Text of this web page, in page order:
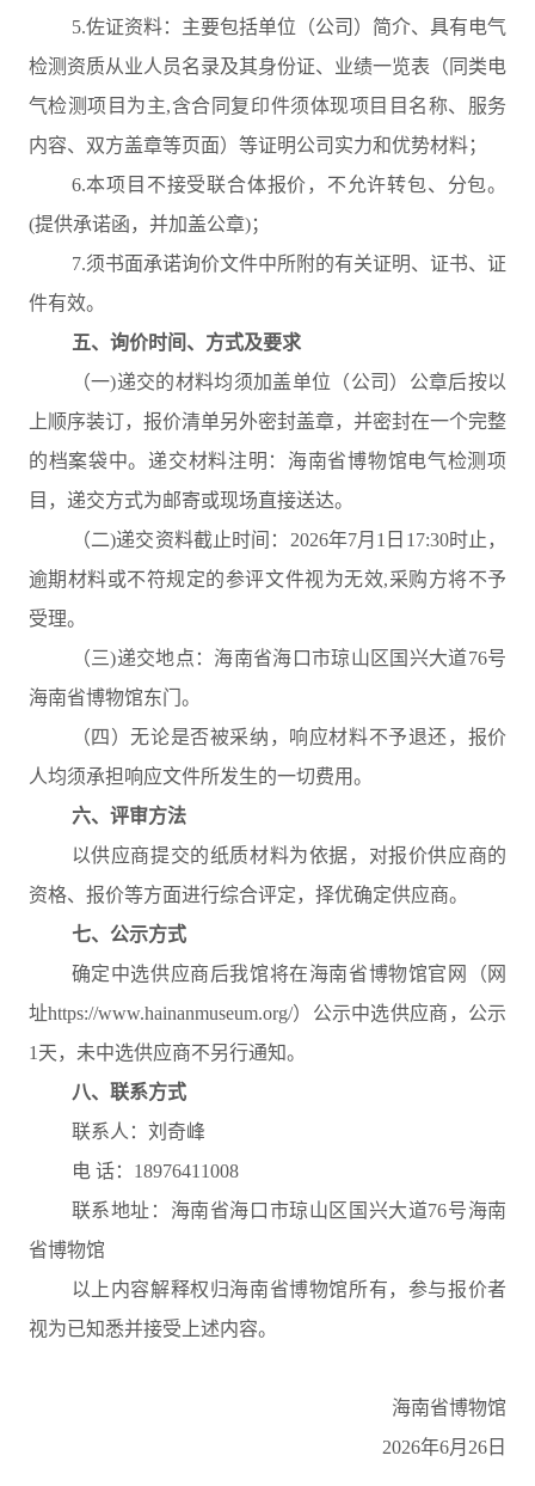
5.佐证资料：主要包括单位（公司）简介、具有电气
检测资质从业人员名录及其身份证、业绩一览表（同类电
气检测项目为主,含合同复印件须体现项目目名称、服务
内容、双方盖章等页面）等证明公司实力和优势材料；
6.本项目不接受联合体报价，不允许转包、分包。
(提供承诺函，并加盖公章)；
7.须书面承诺询价文件中所附的有关证明、证书、证
件有效。
五、询价时间、方式及要求
（一)递交的材料均须加盖单位（公司）公章后按以
上顺序装订，报价清单另外密封盖章，并密封在一个完整
的档案袋中。递交材料注明：海南省博物馆电气检测项
目，递交方式为邮寄或现场直接送达。
（二)递交资料截止时间：2026年7月1日17:30时止，
逾期材料或不符规定的参评文件视为无效,采购方将不予
受理。
（三)递交地点：海南省海口市琼山区国兴大道76号
海南省博物馆东门。
（四）无论是否被采纳，响应材料不予退还，报价
人均须承担响应文件所发生的一切费用。
六、评审方法
以供应商提交的纸质材料为依据，对报价供应商的
资格、报价等方面进行综合评定，择优确定供应商。
七、公示方式
确定中选供应商后我馆将在海南省博物馆官网（网
址https://www.hainanmuseum.org/）公示中选供应商，公示
1天，未中选供应商不另行通知。
八、联系方式
联系人：刘奇峰
电 话：18976411008
联系地址：海南省海口市琼山区国兴大道76号海南
省博物馆
以上内容解释权归海南省博物馆所有，参与报价者
视为已知悉并接受上述内容。
海南省博物馆
2026年6月26日